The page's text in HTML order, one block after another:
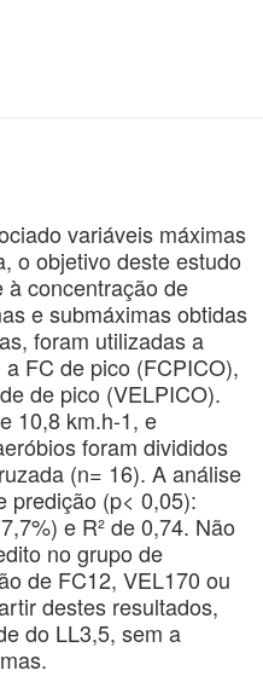
variáveis máximas
o objetivo deste estudo
à concentração de
e submáximas obtidas
foram utilizadas a
FC de pico (FCPICO),
de pico (VELPICO).
10,8 km.h-1, e
foram divididos
(n= 16). A análise
predição (p< 0,05):
e R² de 0,74. Não
no grupo de
de FC12, VEL170 ou
destes resultados,
do LL3,5, sem a